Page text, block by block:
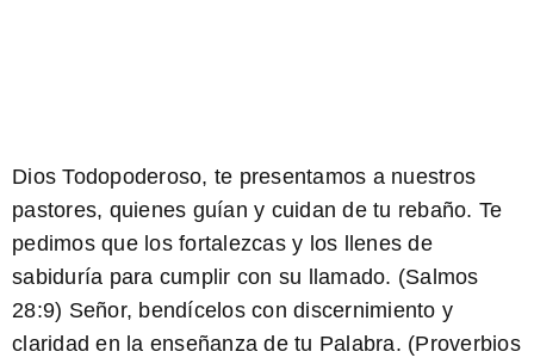
Dios Todopoderoso, te presentamos a nuestros
pastores, quienes guían y cuidan de tu rebaño. Te
pedimos que los fortalezcas y los llenes de
sabiduría para cumplir con su llamado. (Salmos
28:9) Señor, bendícelos con discernimiento y
claridad en la enseñanza de tu Palabra. (Proverbios